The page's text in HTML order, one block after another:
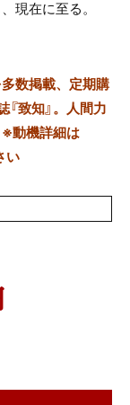
現在に至る。
数掲載、定期購
致知』。人間力
動機詳細は
い